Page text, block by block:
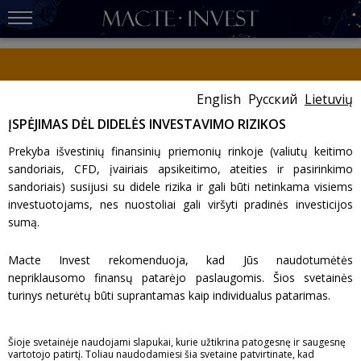
Please carefully review the important message provided within the
COMPLAINTS
Taip pat žiūrėkite:
Įkainiai
Bankai korespondentai
Reglamentas
Skundų nagrinėjimas
Jei turite klausimų ar ieškote sprendimo, pirmiausia kviečiame
English Русский Lietuvių
ĮSPĖJIMAS DĖL DIDELĖS INVESTAVIMO RIZIKOS
Prekyba išvestinių finansinių priemonių rinkoje (valiutų keitimo
sandoriais, CFD, įvairiais apsikeitimo, ateities ir pasirinkimo
sandoriais) susijusi su didele rizika ir gali būti netinkama visiems
investuotojams, nes nuostoliai gali viršyti pradinės investicijos
sumą.
Macte Invest rekomenduoja, kad Jūs naudotumėtės
nepriklausomo finansų patarėjo paslaugomis. Šios svetainės
turinys neturėtų būti suprantamas kaip individualus patarimas.
Macte Invest neatsako už klaidas, netikslumus ar praleidimus; taip
pat negarantuoja informacijos, teksto, grafikos, nuorodų ar kitų
Šioje svetainėje naudojami slapukai, kurie užtikrina patogesnę ir saugesnę
vartotojo patirtį. Toliau naudodamiesi šia svetaine patvirtinate, kad